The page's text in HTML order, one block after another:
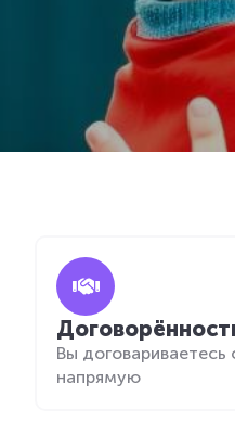
Вы
напрямую